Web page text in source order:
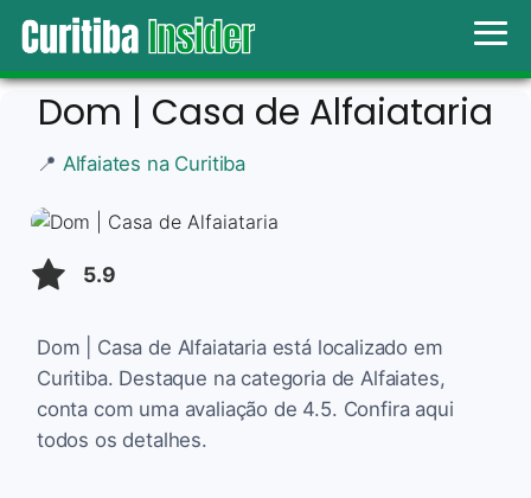
Dom | Casa de Alfaiataria
📍 Alfaiates na Curitiba
5.9
Dom | Casa de Alfaiataria está localizado em
Curitiba. Destaque na categoria de Alfaiates,
conta com uma avaliação de 4.5. Confira aqui
todos os detalhes.